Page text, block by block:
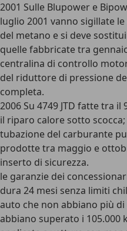
2001 Sulle Blupower e
luglio 2001 vanno sigillate
del metano e si deve
quelle fabbricate tra
centralina di controllo
del riduttore di pressione
completa.
2006 Su 4749 JTD fatte tra
il riparo calore sotto scocca;
tubazione del carburante
prodotte tra maggio e
inserto di sicurezza.
le garanzie dei
dura 24 mesi senza limiti
auto che non abbiano più
abbiano superato i 105.000